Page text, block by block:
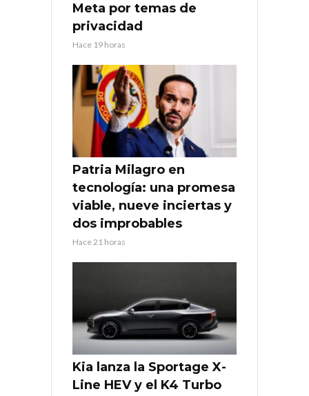
Meta por temas de
privacidad
Hace 19 horas
Patria Milagro en
tecnología: una promesa
viable, nueve inciertas y
dos improbables
Hace 21 horas
Kia lanza la Sportage X-
Line HEV y el K4 Turbo